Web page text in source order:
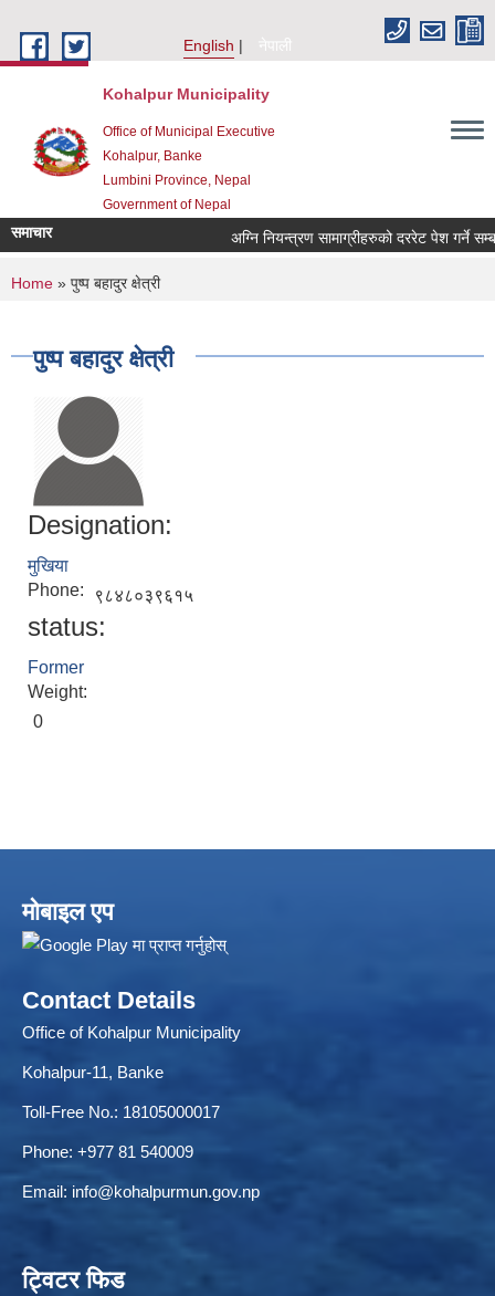
English
नेपाली
Kohalpur Municipality
Office of Municipal Executive
Kohalpur, Banke
Lumbini Province, Nepal
Government of Nepal
समाचार
You are here
Home » पुष्प बहादुर क्षेत्री
पुष्प बहादुर क्षेत्री
Designation:
मुखिया
Phone:
९८४८०३९६१५
status:
Former
Weight:
0
मोबाइल एप
Contact Details
Office of Kohalpur Municipality
Kohalpur-11, Banke
Toll-Free No.: 18105000017
Phone: +977 81 540009
Email: info@kohalpurmun.gov.np
ट्विटर फिड